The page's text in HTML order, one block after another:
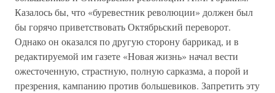
Казалось бы, что «буревестник революции» должен был
бы горячо приветствовать Октябрьский переворот.
Однако он оказался по другую сторону баррикад, и в
редактируемой им газете «Новая жизнь» начал вести
ожесточенную, страстную, полную сарказма, а порой и
презрения, кампанию против большевиков. Запретить эту